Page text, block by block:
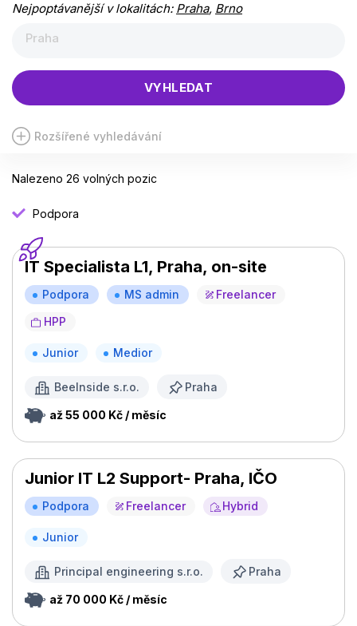
Nejpoptávanější v lokalitách: Praha, Brno
Praha
VYHLEDAT
Rozšířené vyhledávání
Nalezeno 26 volných pozic
Podpora
IT Specialista L1, Praha, on-site
Podpora MS admin
Freelancer
HPP
Junior Medior
BeeInside s.r.o. Praha
až 55 000 Kč / měsíc
Junior IT L2 Support- Praha, IČO
Podpora Freelancer Hybrid
Junior
Principal engineering s.r.o. Praha
až 70 000 Kč / měsíc